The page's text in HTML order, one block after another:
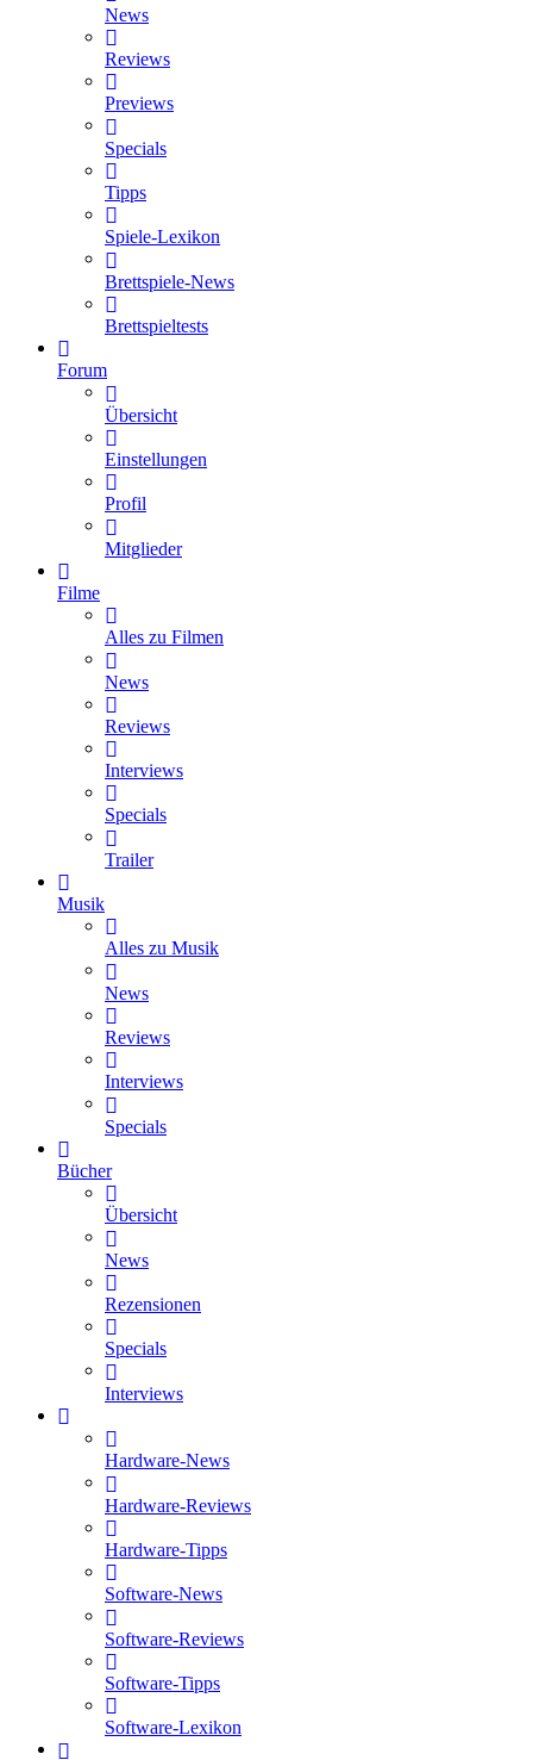
News
Reviews
Previews
Specials
Tipps
Spiele-Lexikon
Brettspiele-News
Brettspieltests
Forum
Übersicht
Einstellungen
Profil
Mitglieder
Filme
Alles zu Filmen
News
Reviews
Interviews
Specials
Trailer
Musik
Alles zu Musik
News
Reviews
Interviews
Specials
Bücher
Übersicht
News
Rezensionen
Specials
Interviews
Hardware-News
Hardware-Reviews
Hardware-Tipps
Software-News
Software-Reviews
Software-Tipps
Software-Lexikon